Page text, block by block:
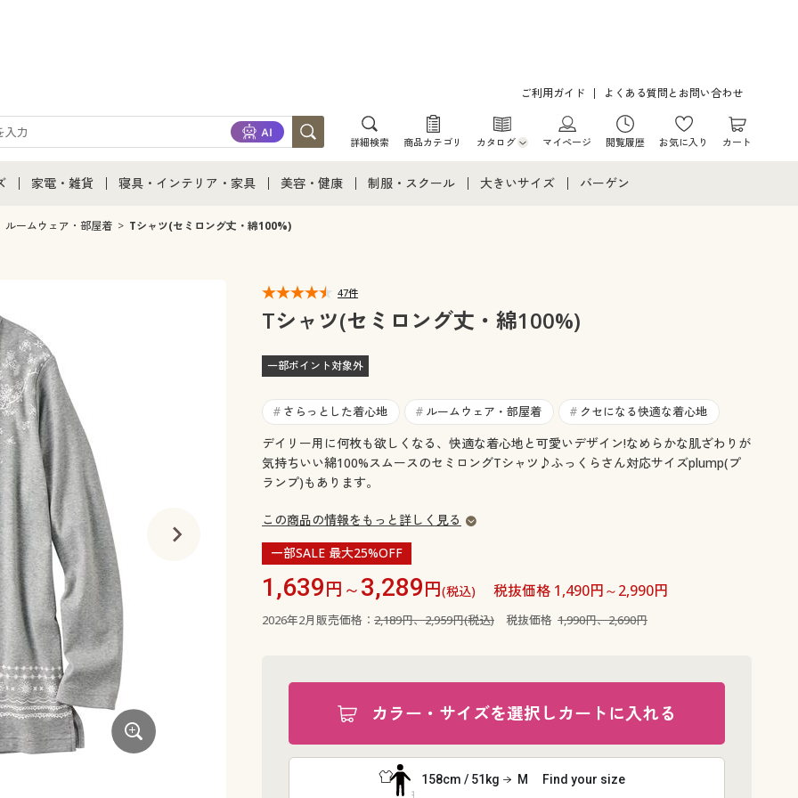
ご利用ガイド よくある質問とお問い合わせ
詳細検索 商品カテゴリ カタログ
カタログ・チラシからのご注文
マイページ 閲覧履歴 お気に入り カート
通販すべて
家電・雑貨
家電・雑貨すべて
寝具・インテリア・家具
寝具・インテリア・家具通販すべて
カーテン・ラグ・ファブリック
美容・健康
美容・健康通販すべて
制服・スクール
ジュニア・ティーンズ下着
大きいサイズ
大きいサイズ レディース下着
大きいサイズ 事務・制服
バーゲン
ルームウェア・部屋着 Tシャツ(セミロング丈・綿100%)
47件
Tシャツ(セミロング丈・綿100%)
一部ポイント対象外
# さらっとした着心地 # ルームウェア・部屋着 # クセになる快適な着心地
デイリー用に何枚も欲しくなる、快適な着心地と可愛いデザイン!なめらかな肌ざわりが
気持ちいい綿100%スムースのセミロングTシャツ♪ふっくらさん対応サイズplump(プ
ランプ)もあります。
この商品の情報をもっと詳しく見る
一部SALE 最大25%OFF
1,639円～3,289円(税込) 税抜価格 1,490円～2,990円
2026年2月販売価格： 2,189円、2,959円(税込) 税抜価格 1,990円、2,690円
カラー・サイズを選択しカートに入れる
158cm / 51kg M Find your size